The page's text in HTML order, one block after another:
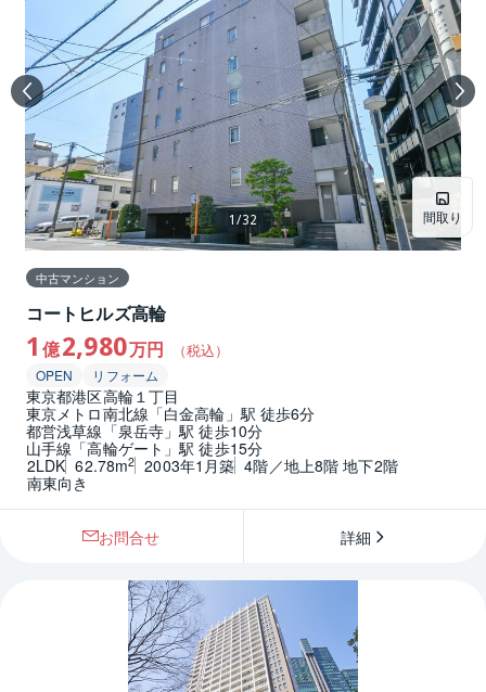
間取り
1/32
中古マンション
コートヒルズ高輪
1 億2,980万円 （税込）
OPEN リフォーム
東京都港区高輪１丁目
東京メトロ南北線「白金高輪」駅 徒歩6分
都営浅草線「泉岳寺」駅 徒歩10分
山手線「高輪ゲート」駅 徒歩15分
2LDK 62.78m2 2003年1月築 4階／地上8階 地下2階
南東向き
お問合せ 詳細